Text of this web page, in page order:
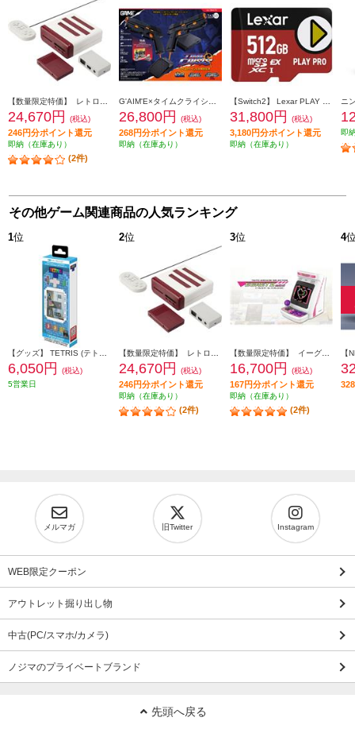
【数量限定特価】 レトロフリーク コントローラーアダプターセット<レッド×ホワイト>
24,670円 (税込)
246円分ポイント還元
即納（在庫あり）
(2件)
G'AIM'E×タイムクライシス アルティメット
26,800円 (税込)
268円分ポイント還元
即納（在庫あり）
【Switch2】 Lexar PLAY PRO microSDXC Express カード 512GB
31,800円 (税込)
3,180円分ポイント還元
即納（在庫あり）
即
その他ゲーム関連商品の人気ランキング
1位
【グッズ】 TETRIS (テトリス) ピクセルポケットプロ
6,050円
(税込)
5営業日
2位
【数量限定特価】 レトロフリーク コントローラーアダプターセット<レッド×ホワイト>
24,670円 (税込)
246円分ポイント還元
即納（在庫あり）
(2件)
3位
【数量限定特価】 イーグレットツーミニ 本体 バイオレットカラー（単品）
16,700円 (税込)
167円分ポイント還元
即納（在庫あり）
(2件)
4
メルマガ 旧Twitter Instagram
WEB限定クーポン
アウトレット掘り出し物
中古(PC/スマホ/カメラ)
ノジマのプライベートブランド
先頭へ戻る